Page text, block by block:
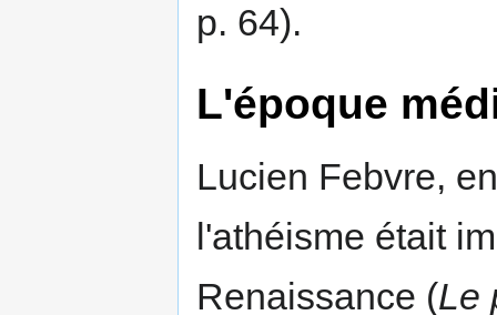
p. 64).
L'époque
Lucien Febvre,
l'athéisme était
Renaissance (Le